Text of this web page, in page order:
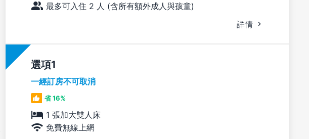
最多可入住 2 人 (含所有額外成人與孩童)
詳情
選項
一經訂房不可取消
省 16%
1 張加大雙人床
免費無線上網